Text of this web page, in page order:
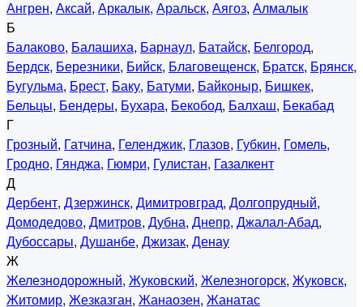
Ангрен, Аксай, Аркалык, Аральск, Аягоз, Алмалык
Б
Балаково, Балашиха, Барнаул, Батайск, Белгород,
Бердск, Березники, Бийск, Благовещенск, Братск, Брянск,
Бугульма, Брест, Баку, Батуми, Байконыр, Бишкек,
Бельцы, Бендеры, Бухара, Бекобод, Балхаш, Бекабад
Г
Грозный, Гатчина, Геленджик, Глазов, Губкин, Гомель,
Гродно, Гянджа, Гюмри, Гулистан, Газалкент
Д
Дербент, Дзержинск, Димитровград, Долгопрудный,
Домодедово, Дмитров, Дубна, Днепр, Джалал-Абад,
Дубоссары, Душанбе, Джизак, Денау
Ж
Железнодорожный, Жуковский, Железногорск, Жуковск,
Житомир, Жезказган, Жанаозен, Жанатас